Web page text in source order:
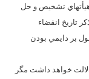
تشخيص و حل
تاريخ انقضاء
بر دايمي بودن
خواهد داشت مگر